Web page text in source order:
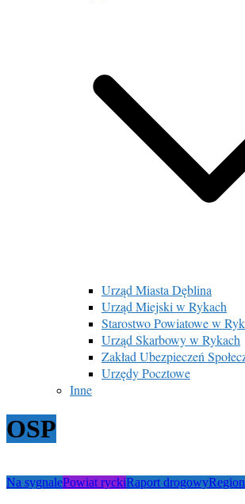
Urząd Miasta Dęblina
Urząd Miejski w Rykach
Starostwo Powiatowe w
Urząd Skarbowy w Rykach
Zakład Ubezpieczeń
Urzędy Pocztowe
Inne
OSP
Na sygnalePowiat ryckiRaport drogowyRegion